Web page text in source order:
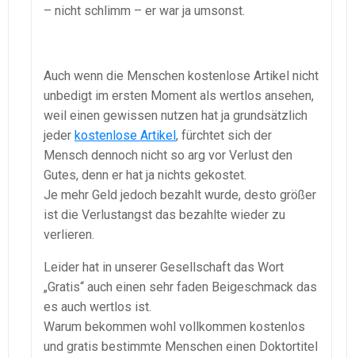
– nicht schlimm – er war ja umsonst.
Auch wenn die Menschen kostenlose Artikel nicht
unbedigt im ersten Moment als wertlos ansehen,
weil einen gewissen nutzen hat ja grundsätzlich
jeder kostenlose Artikel, fürchtet sich der
Mensch dennoch nicht so arg vor Verlust den
Gutes, denn er hat ja nichts gekostet.
Je mehr Geld jedoch bezahlt wurde, desto größer
ist die Verlustangst das bezahlte wieder zu
verlieren.
Leider hat in unserer Gesellschaft das Wort
„Gratis“ auch einen sehr faden Beigeschmack das
es auch wertlos ist.
Warum bekommen wohl vollkommen kostenlos
und gratis bestimmte Menschen einen Doktortitel